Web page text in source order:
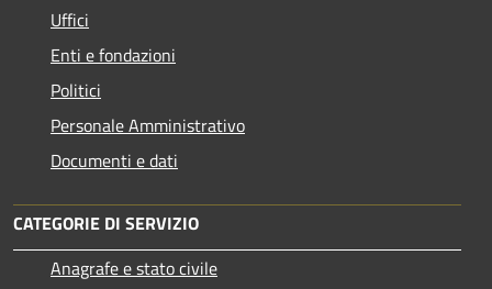
Uffici
Enti e fondazioni
Politici
Personale Amministrativo
Documenti e dati
CATEGORIE DI SERVIZIO
Anagrafe e stato civile